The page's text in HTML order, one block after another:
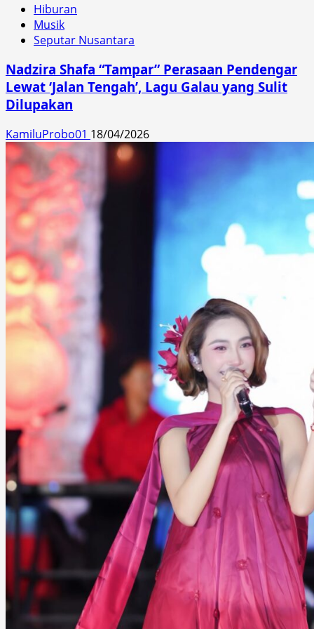
Hiburan
Musik
Seputar Nusantara
Nadzira Shafa “Tampar” Perasaan Pendengar
Lewat ‘Jalan Tengah’, Lagu Galau yang Sulit
Dilupakan
KamiluProbo01 18/04/2026